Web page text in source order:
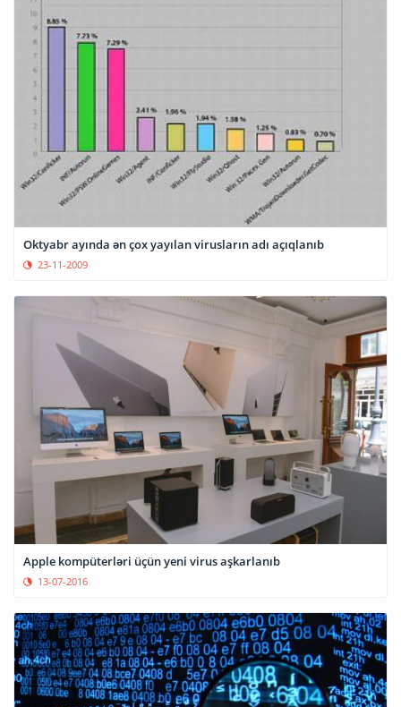
Oktyabr ayında ən çox yayılan virusların adı açıqlanıb
23-11-2009
Apple kompüterləri üçün yeni virus aşkarlanıb
13-07-2016